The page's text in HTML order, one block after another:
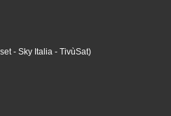
- Sky Italia - TivùSat)